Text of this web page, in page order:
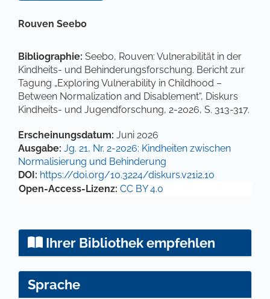
Hauptsächlicher Artikelinhalt
Rouven Seebo
Bibliographie: Seebo, Rouven: Vulnerabilität in der
Kindheits- und Behinderungsforschung. Bericht zur
Tagung „Exploring Vulnerability in Childhood –
Between Normalization and Disablement“, Diskurs
Kindheits- und Jugendforschung, 2-2026, S. 313-317.
Artikel-Details
Erscheinungsdatum: Juni 2026
Ausgabe: Jg. 21, Nr. 2-2026: Kindheiten zwischen
Normalisierung und Behinderung
DOI: https://doi.org/10.3224/diskurs.v21i2.10
Open-Access-Lizenz: CC BY 4.0
Ihrer Bibliothek empfehlen
Sprache